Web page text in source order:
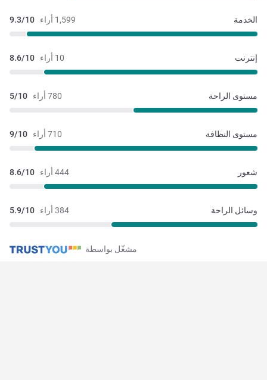
1,599 أراء 9.3/10 الخدمة
10 أراء 8.6/10 إنترنت
780 أراء 5/10 مستوى الراحة
710 أراء 9/10 مستوى النظافة
444 أراء 8.6/10 شعور
384 أراء 5.9/10 وسائل الراحة
مشغّل بواسطة